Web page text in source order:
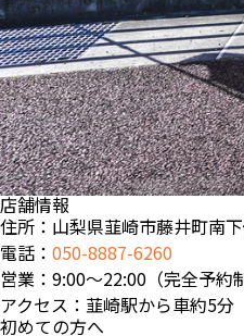
店舗情報
住所：山梨県韮崎市藤井町南
電話： 050-8887-6260
営業：9:00〜22:00（完全予約制
アクセス：韮崎駅から車約5分
初めての方へ